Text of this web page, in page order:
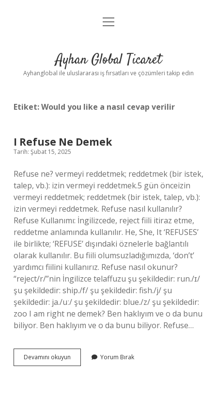
Anasayfa
Yasal Uyarı
menüyü
Ayhan Global Ticaret
Ayhanglobal ile uluslararası iş fırsatları ve çözümleri takip edin
Etiket:Would you like a nasıl cevap verilir
I Refuse Ne Demek
Tarih: Şubat 15, 2025
Refuse ne? vermeyi reddetmek; reddetmek (bir istek,
talep, vb.): izin vermeyi reddetmek.5 gün önceizin
vermeyi reddetmek; reddetmek (bir istek, talep, vb.):
izin vermeyi reddetmek. Refuse nasıl kullanılır?
Refuse Kullanımı: İngilizcede, reject fiili itiraz etme,
reddetme anlamında kullanılır. He, She, It ‘REFUSES’
ile birlikte; ‘REFUSE’ dışındaki öznelerle bağlantılı
olarak kullanılır. Bu fiili olumsuzladığımızda, ‘don’t’
yardımcı fiilini kullanırız. Refuse nasıl okunur?
“reject/r/”nin İngilizce telaffuzu şu şekildedir: run./ɪ/
şu şekildedir: ship./f/ şu şekildedir: fish./j/ şu
şekildedir: ja./uː/ şu şekildedir: blue./z/ şu şekildedir:
zoo I am right ne demek? Ben haklıyım ve o da bunu
biliyor. Ben haklıyım ve o da bunu biliyor. Refuse…
Devamını okuyun
Refuse
Yorum Bırak